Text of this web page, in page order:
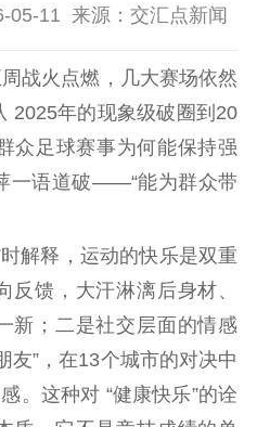
政策法规
动态
宣讲 研究阐释
社科
通知
成果集萃
资料下载
05-11 来源：交汇点新闻
战火点燃，几大赛场依然
2025年的现象级破圈到20
众足球赛事为何能保持强
一语道破——“能为群众带
解释，运动的快乐是双重
反馈，大汗淋漓后身材、
新；二是社交层面的情感
友”，在13个城市的对决中
。这种对 “健康快乐”的诠